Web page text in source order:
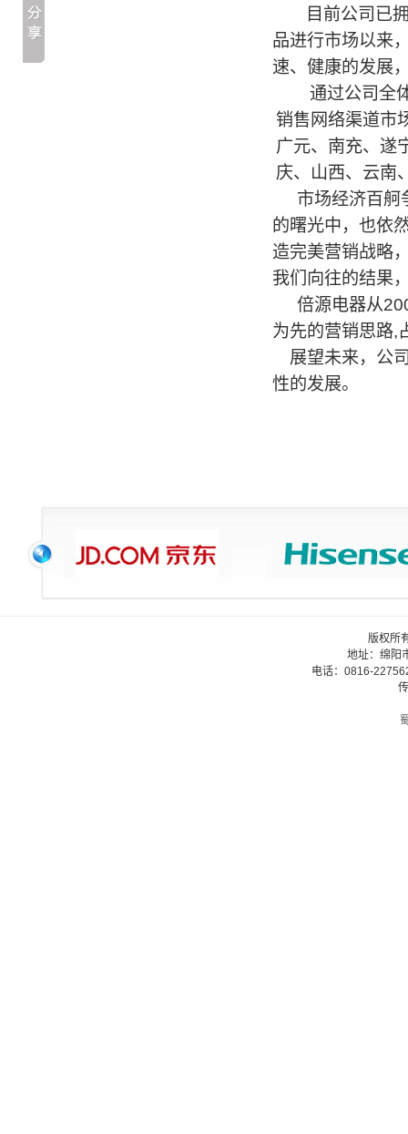
目前公司已
品进行市场以来
速、健康的发展
通过公司全
销售网络渠道市
广元、南充、遂
庆、山西、云南
市场经济百舸
的曙光中，也依
造完美营销战略
我们向往的结果
倍源电器从
为先的营销思路,
展望未来，公
性的发展。
版权所
地址：绵阳
电话：0816-